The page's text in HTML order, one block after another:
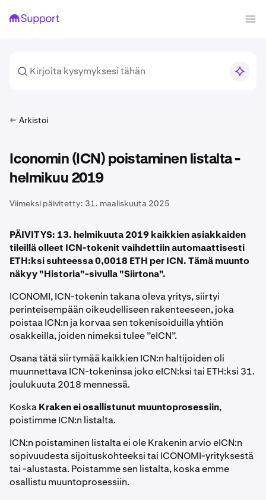
Arkistoi
Iconomin (ICN) poistaminen listalta -
helmikuu 2019
Viimeksi päivitetty: 31. maaliskuuta 2025
PÄIVITYS: 13. helmikuuta 2019 kaikkien asiakkaiden
tileillä olleet ICN-tokenit vaihdettiin automaattisesti
ETH:ksi suhteessa 0,0018 ETH per ICN. Tämä muunto
näkyy "Historia"-sivulla "Siirtona".
ICONOMI, ICN-tokenin takana oleva yritys, siirtyi
perinteisempään oikeudelliseen rakenteeseen, joka
poistaa ICN:n ja korvaa sen tokenisoiduilla yhtiön
osakkeilla, joiden nimeksi tulee ”eICN”.
Osana tätä siirtymää kaikkien ICN:n haltijoiden oli
muunnettava ICN-tokeninsa joko eICN:ksi tai ETH:ksi 31.
joulukuuta 2018 mennessä.
KoskaKraken ei osallistunut muuntoprosessiin,
poistimme ICN:n listalta.
ICN:n poistaminen listalta ei ole Krakenin arvio eICN:n
sopivuudesta sijoituskohteeksi tai ICONOMI-yrityksestä
tai -alustasta. Poistamme sen listalta, koska emme
osallistu muuntoprosessiin.